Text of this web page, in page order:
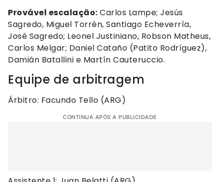
Provável escalação: Carlos Lampe; Jesús
Sagredo, Miguel Torrén, Santiago Echeverría,
José Sagredo; Leonel Justiniano, Robson Matheus,
Carlos Melgar; Daniel Cataño (Patito Rodríguez),
Damián Batallini e Martín Cauteruccio.
Equipe de arbitragem
Árbitro: Facundo Tello (ARG)
CONTINUA APÓS A PUBLICIDADE